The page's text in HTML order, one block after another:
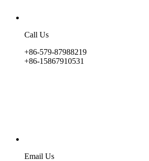
Call Us
+86-579-87988219
+86-15867910531
Email Us